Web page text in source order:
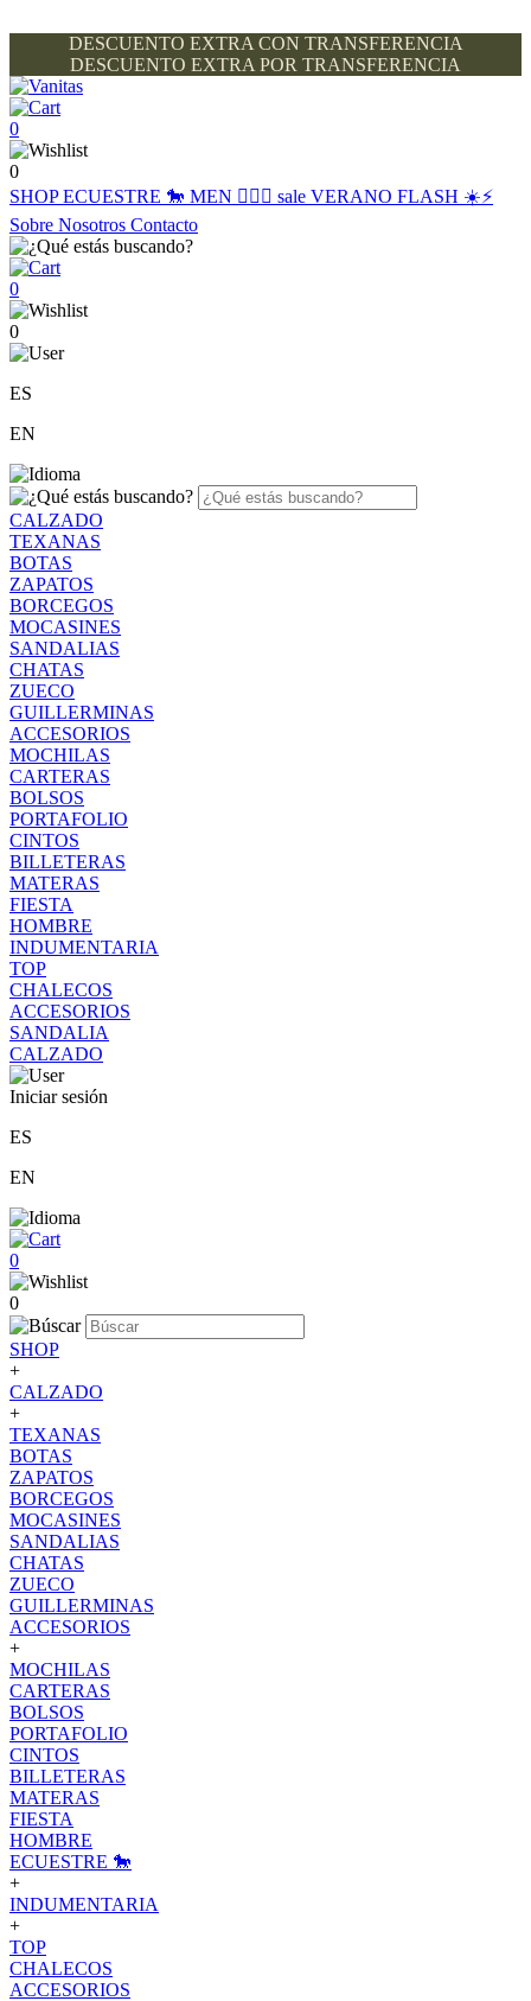
DESCUENTO EXTRA CON TRANSFERENCIA
DESCUENTO EXTRA POR TRANSFERENCIA
0
0
SHOPECUESTRE 🐎 MEN 🙋🏽‍♂️ sale VERANO FLASH ☀️⚡️
Sobre Nosotros Contacto
0
0
ES
EN
CALZADO
TEXANAS
BOTAS
ZAPATOS
BORCEGOS
MOCASINES
SANDALIAS
CHATAS
ZUECO
GUILLERMINAS
ACCESORIOS
MOCHILAS
CARTERAS
BOLSOS
PORTAFOLIO
CINTOS
BILLETERAS
MATERAS
FIESTA
HOMBRE
INDUMENTARIA
TOP
CHALECOS
ACCESORIOS
SANDALIA
CALZADO
Iniciar sesión
ES
EN
0
0
SHOP
+
CALZADO
+
TEXANAS
BOTAS
ZAPATOS
BORCEGOS
MOCASINES
SANDALIAS
CHATAS
ZUECO
GUILLERMINAS
ACCESORIOS
+
MOCHILAS
CARTERAS
BOLSOS
PORTAFOLIO
CINTOS
BILLETERAS
MATERAS
FIESTA
HOMBRE
ECUESTRE 🐎
+
INDUMENTARIA
+
TOP
CHALECOS
ACCESORIOS